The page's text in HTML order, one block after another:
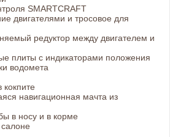
SMARTCRAFT
двигателями и тросовое для
редуктор между двигателем и
плиты с индикаторами положения
водомета
навигационная мачта из
в носу и в корме